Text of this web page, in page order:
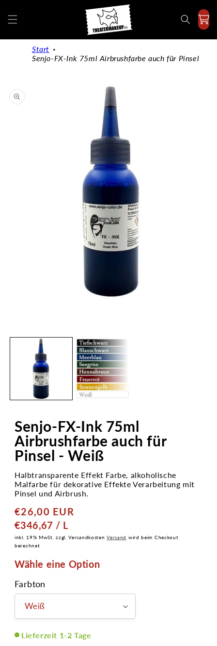
Inhalt
Start
Senjo-FX-Ink 75ml Airbrushfarbe auch für Pinsel
Senjo-FX-Ink 75ml
Airbrushfarbe auch für
Pinsel - Weiß
Halbtransparente Effekt Farbe, alkoholische
Malfarbe für dekorative Effekte Verarbeitung mit
Pinsel und Airbrush.
Normaler
Preis
€26,00 EUR
GRUNDPREIS
€346,67 / PRO
L
inkl. 19% MwSt. zzgl. VersandkostenVersand wird beim Checkout
berechnet
Wähle eine Option
Farbton
Lieferzeit 1-2 Tage